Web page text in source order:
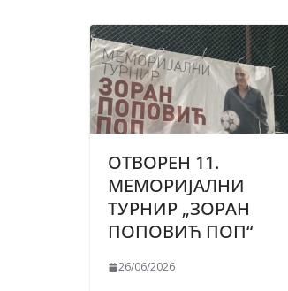
ОТВОРЕН 11.
МЕМОРИЈАЛНИ
ТУРНИР „ЗОРАН
ПОПОВИЋ ПОП“
26/06/2026